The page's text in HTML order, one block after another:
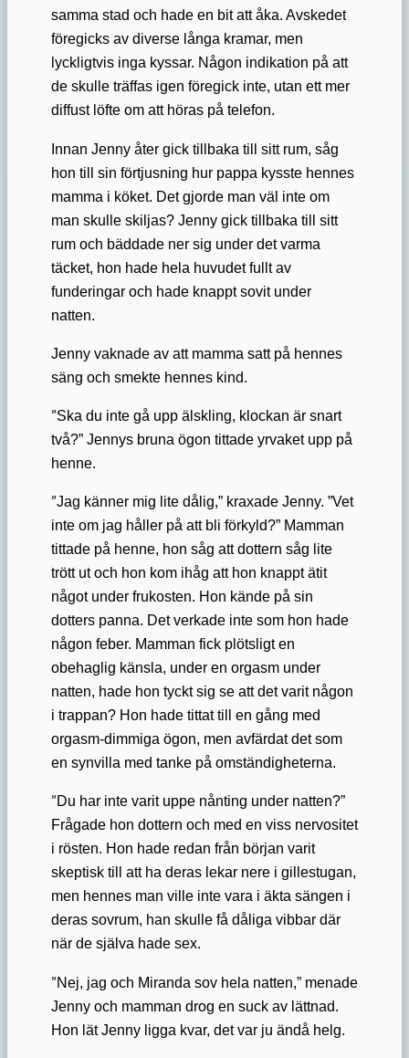
samma stad och hade en bit att åka. Avskedet
föregicks av diverse långa kramar, men
lyckligtvis inga kyssar. Någon indikation på att
de skulle träffas igen föregick inte, utan ett mer
diffust löfte om att höras på telefon.
Innan Jenny åter gick tillbaka till sitt rum, såg
hon till sin förtjusning hur pappa kysste hennes
mamma i köket. Det gjorde man väl inte om
man skulle skiljas? Jenny gick tillbaka till sitt
rum och bäddade ner sig under det varma
täcket, hon hade hela huvudet fullt av
funderingar och hade knappt sovit under
natten.
Jenny vaknade av att mamma satt på hennes
säng och smekte hennes kind.
”Ska du inte gå upp älskling, klockan är snart
två?” Jennys bruna ögon tittade yrvaket upp på
henne.
”Jag känner mig lite dålig,” kraxade Jenny. ”Vet
inte om jag håller på att bli förkyld?” Mamman
tittade på henne, hon såg att dottern såg lite
trött ut och hon kom ihåg att hon knappt ätit
något under frukosten. Hon kände på sin
dotters panna. Det verkade inte som hon hade
någon feber. Mamman fick plötsligt en
obehaglig känsla, under en orgasm under
natten, hade hon tyckt sig se att det varit någon
i trappan? Hon hade tittat till en gång med
orgasm-dimmiga ögon, men avfärdat det som
en synvilla med tanke på omständigheterna.
”Du har inte varit uppe nånting under natten?”
Frågade hon dottern och med en viss nervositet
i rösten. Hon hade redan från början varit
skeptisk till att ha deras lekar nere i gillestugan,
men hennes man ville inte vara i äkta sängen i
deras sovrum, han skulle få dåliga vibbar där
när de själva hade sex.
”Nej, jag och Miranda sov hela natten,” menade
Jenny och mamman drog en suck av lättnad.
Hon lät Jenny ligga kvar, det var ju ändå helg.